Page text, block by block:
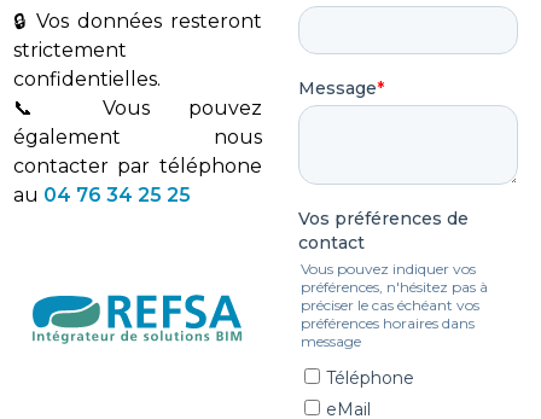
🔒 Vos données resteront
strictement
confidentielles.
📞 Vous pouvez
également nous
contacter par téléphone
au 04 76 34 25 25